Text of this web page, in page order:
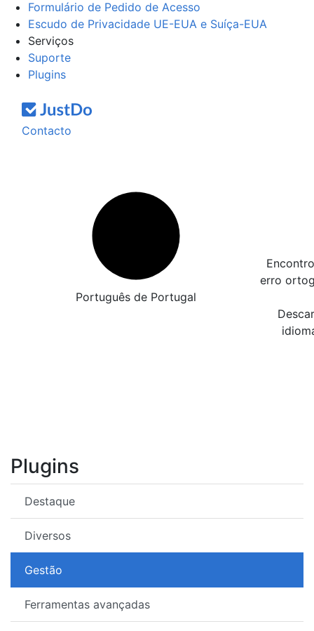
Formulário de Pedido de Acesso
Escudo de Privacidade UE-EUA e Suíça-EUA
Serviços
Suporte
Plugins
Contacto
Português de Portugal
erro
Plugins
Destaque
Diversos
Gestão
Ferramentas avançadas